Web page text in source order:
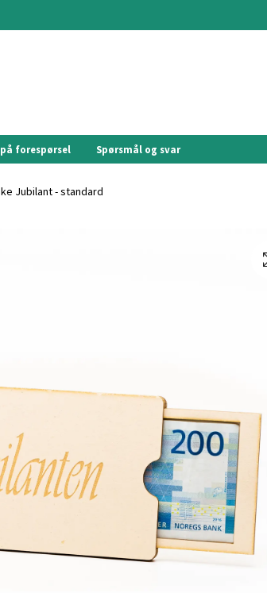
forespørsel Spørsmål og svar
Jubilant - standard